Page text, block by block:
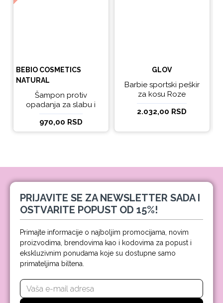
BEBIO COSMETICS
NATURAL
Šampon protiv
opadanja za slabu i
tanku kosu beBio
natural 300ml
970,00 RSD
GLOV
Barbie sportski peškir
za kosu Roze
2.032,00 RSD
PRIJAVITE SE ZA NEWSLETTER SADA I
OSTVARITE POPUST OD 15%!
Primajte informacije o najboljim promocijama, novim
proizvodima, brendovima kao i kodovima za popust i
ekskluzivnim ponudama koje su dostupne samo
primateljima biltena.